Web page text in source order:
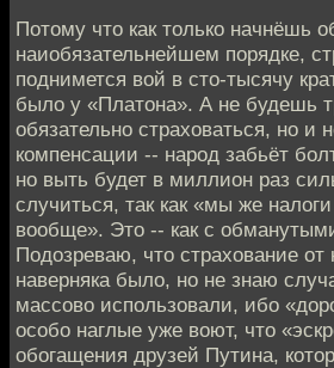
Потому что как только начнёшь
наиобязательнейшем порядке,
поднимется вой в сто-тысячу
было у «Платона». А не будешь
обязательно страховаться, но и
компенсации -- народ забьёт
но выть будет в миллион раз
случиться, так как «мы же
вообще». Это -- как с
Подозреваю, что страхование от
наверняка было, но не знаю
массово использовали, ибо
особо наглые уже воют, что
обогащения друзей Путина,